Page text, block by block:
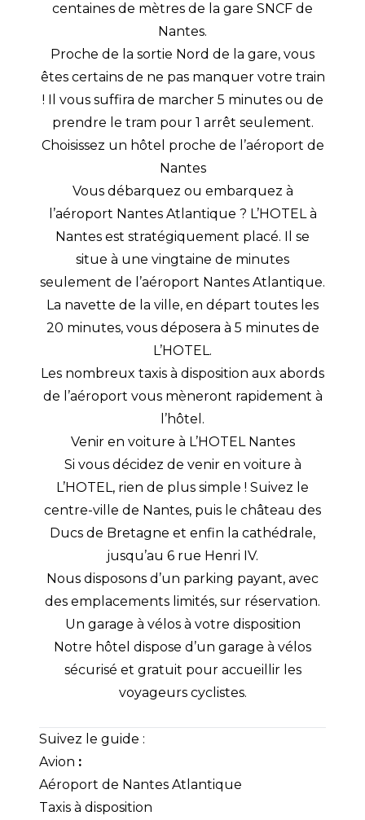
centaines de mètres de la gare SNCF de
Nantes.
Proche de la sortie Nord de la gare, vous
êtes certains de ne pas manquer votre train
! Il vous suffira de marcher 5 minutes ou de
prendre le tram pour 1 arrêt seulement.
Choisissez un hôtel proche de l’aéroport de
Nantes
Vous débarquez ou embarquez à
l’aéroport Nantes Atlantique ? L’HOTEL à
Nantes est stratégiquement placé. Il se
situe à une vingtaine de minutes
seulement de l’aéroport Nantes Atlantique.
La navette de la ville, en départ toutes les
20 minutes, vous déposera à 5 minutes de
L’HOTEL.
Les nombreux taxis à disposition aux abords
de l’aéroport vous mèneront rapidement à
l’hôtel.
Venir en voiture à L’HOTEL Nantes
Si vous décidez de venir en voiture à
L’HOTEL, rien de plus simple ! Suivez le
centre-ville de Nantes, puis le château des
Ducs de Bretagne et enfin la cathédrale,
jusqu’au 6 rue Henri IV.
Nous disposons d’un parking payant, avec
des emplacements limités, sur réservation.
Un garage à vélos à votre disposition
Notre hôtel dispose d’un garage à vélos
sécurisé et gratuit pour accueillir les
voyageurs cyclistes.
Suivez le guide :
Avion :
Aéroport de Nantes Atlantique
Taxis à disposition